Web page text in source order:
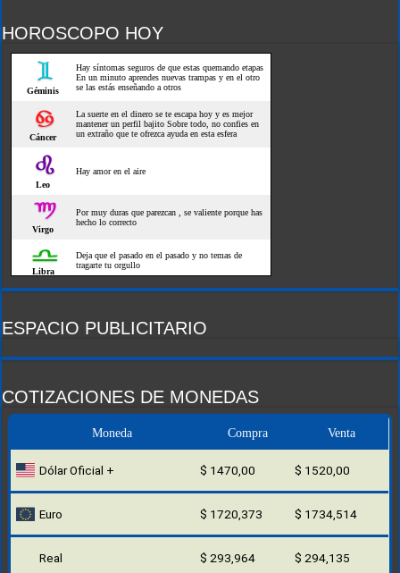
HOROSCOPO HOY
ESPACIO PUBLICITARIO
COTIZACIONES DE MONEDAS
Moneda Compra Venta
Dólar Oficial + $ 1470,00 $ 1520,00
Euro $ 1720,373 $ 1734,514
Real $ 293,964 $ 294,135